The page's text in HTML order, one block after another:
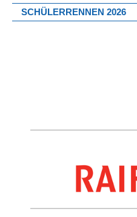
SCHÜLERRENNEN 2026